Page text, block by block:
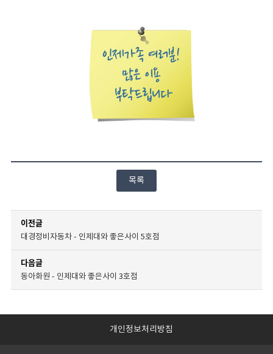
목록
이전글
대경정비자동차 - 인제대와 좋은사이 5호점
다음글
동아화원 - 인제대와 좋은사이 3호점
개인정보처리방침